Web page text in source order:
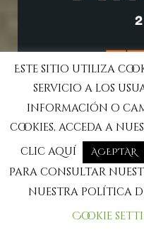
Este sitio utiliza
servicio a los
información o
cookies, acceda a
clic aquí
ACEPTAR
Para consultar
nuestra política
Cookie